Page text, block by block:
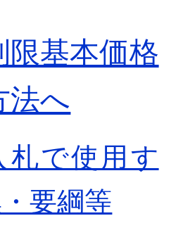
限基本価格
法へ
札で使用す
要綱等